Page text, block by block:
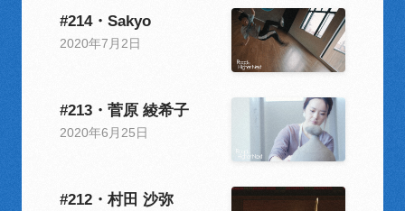
#214・Sakyo
2020年7月2日
#213・菅原 綾希子
2020年6月25日
#212・村田 沙弥